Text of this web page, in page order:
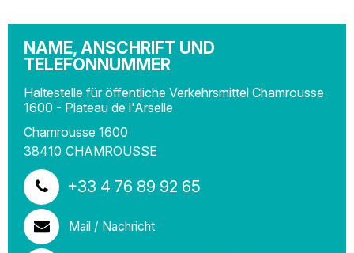
NAME, ANSCHRIFT UND
TELEFONNUMMER
Haltestelle für öffentliche Verkehrsmittel Chamrousse
1600 - Plateau de l'Arselle
Chamrousse 1600
38410 CHAMROUSSE
+33 4 76 89 92 65
Mail / Nachricht